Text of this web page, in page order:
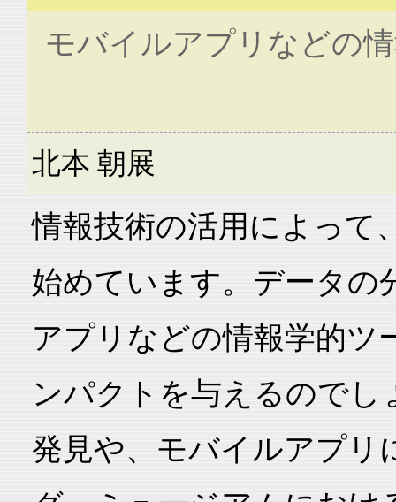
モバイルアプリなどの
北本 朝展
情報技術の活用によって
始めています。データの
アプリなどの情報学的ツ
ンパクトを与えるので
発見や、モバイルアプリ